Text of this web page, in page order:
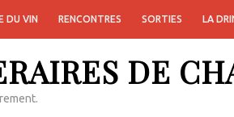
DU VIN RENCONTRES SORTIES LA
DE